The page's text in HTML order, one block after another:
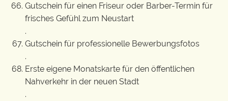
Gutschein für einen Friseur oder Barber-Termin für
frisches Gefühl zum Neustart
.
Gutschein für professionelle Bewerbungsfotos
.
Erste eigene Monatskarte für den öffentlichen
Nahverkehr in der neuen Stadt
.